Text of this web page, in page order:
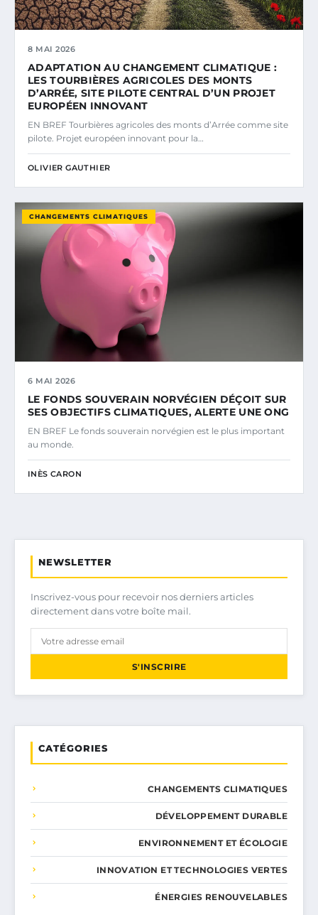
8 MAI 2026
ADAPTATION AU CHANGEMENT CLIMATIQUE :
LES TOURBIÈRES AGRICOLES DES MONTS
D’ARRÉE, SITE PILOTE CENTRAL D’UN PROJET
EUROPÉEN INNOVANT
EN BREF Tourbières agricoles des monts d’Arrée comme site
pilote. Projet européen innovant pour la…
OLIVIER GAUTHIER
CHANGEMENTS CLIMATIQUES
6 MAI 2026
LE FONDS SOUVERAIN NORVÉGIEN DÉÇOIT SUR
SES OBJECTIFS CLIMATIQUES, ALERTE UNE ONG
EN BREF Le fonds souverain norvégien est le plus important
au monde.
INÈS CARON
NEWSLETTER
Inscrivez-vous pour recevoir nos derniers articles
directement dans votre boîte mail.
S'INSCRIRE
CATÉGORIES
CHANGEMENTS CLIMATIQUES
DÉVELOPPEMENT DURABLE
ENVIRONNEMENT ET ÉCOLOGIE
INNOVATION ET TECHNOLOGIES VERTES
ÉNERGIES RENOUVELABLES